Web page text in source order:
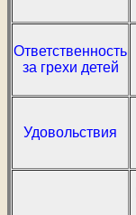
Ответственность
за грехи детей
Удовольствия